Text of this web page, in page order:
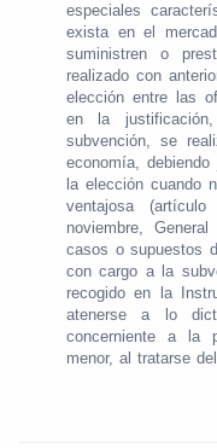
especiales
exista en el
suministren o
realizado con
elección entre las
en la
subvención, se
economía,
la elección cuando
ventajosa
noviembre,
casos o supuestos
con cargo a la
recogido en la
atenerse a lo
concerniente a la
menor, al tratarse